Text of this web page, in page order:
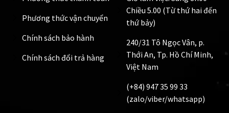
Phương thức vận chuyển
Chính sách bảo hành
Chính sách đổi trả hàng
Chiều 5.00 (Từ thứ hai đến
thứ bảy)
240/31 Tô Ngọc Vân, p.
Thới An, Tp. Hồ Chí Minh,
Việt Nam
(+84) 947 35 99 33
(zalo/viber/whatsapp)